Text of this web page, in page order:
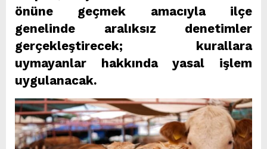
önüne geçmek amacıyla ilçe
genelinde aralıksız denetimler
gerçekleştirecek; kurallara
uymayanlar hakkında yasal işlem
uygulanacak.